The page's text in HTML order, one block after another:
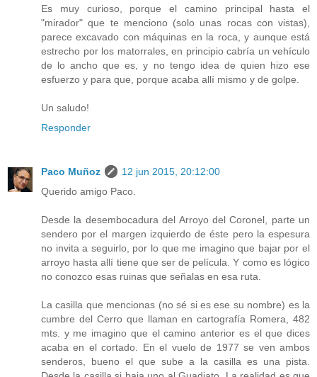
Es muy curioso, porque el camino principal hasta el
"mirador" que te menciono (solo unas rocas con vistas),
parece excavado con máquinas en la roca, y aunque está
estrecho por los matorrales, en principio cabría un vehículo
de lo ancho que es, y no tengo idea de quien hizo ese
esfuerzo y para que, porque acaba allí mismo y de golpe.
Un saludo!
Responder
Paco Muñoz
12 jun 2015, 20:12:00
Querido amigo Paco.
Desde la desembocadura del Arroyo del Coronel, parte un
sendero por el margen izquierdo de éste pero la espesura
no invita a seguirlo, por lo que me imagino que bajar por el
arroyo hasta allí tiene que ser de película. Y como es lógico
no conozco esas ruinas que señalas en esa ruta.
La casilla que mencionas (no sé si es ese su nombre) es la
cumbre del Cerro que llaman en cartografía Romera, 482
mts. y me imagino que el camino anterior es el que dices
acaba en el cortado. En el vuelo de 1977 se ven ambos
senderos, bueno el que sube a la casilla es una pista.